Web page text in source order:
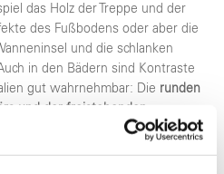
das Holz der Treppe und der
des Fußbodens oder aber die
und die schlanken
in den Bädern sind Kontraste
gut wahrnehmbar: Die runden
und der freistehenden
minimalistischen Stil